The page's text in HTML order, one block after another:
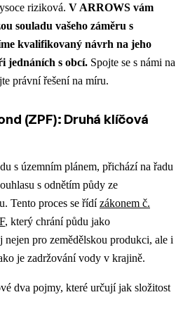
riziková. V ARROWS vám
souladu vašeho záměru s
kvalifikovaný návrh na jeho
jednáních s obcí. Spojte se s námi na
právní řešení na míru.
(ZPF): Druhá klíčová
s územním plánem, přichází na řadu
s odnětím půdy ze
Tento proces se řídízákonem č.
, který chrání půdu jako
pro zemědělskou produkci, ale i
je zadržování vody v krajině.
dva pojmy, které určují jak složitost